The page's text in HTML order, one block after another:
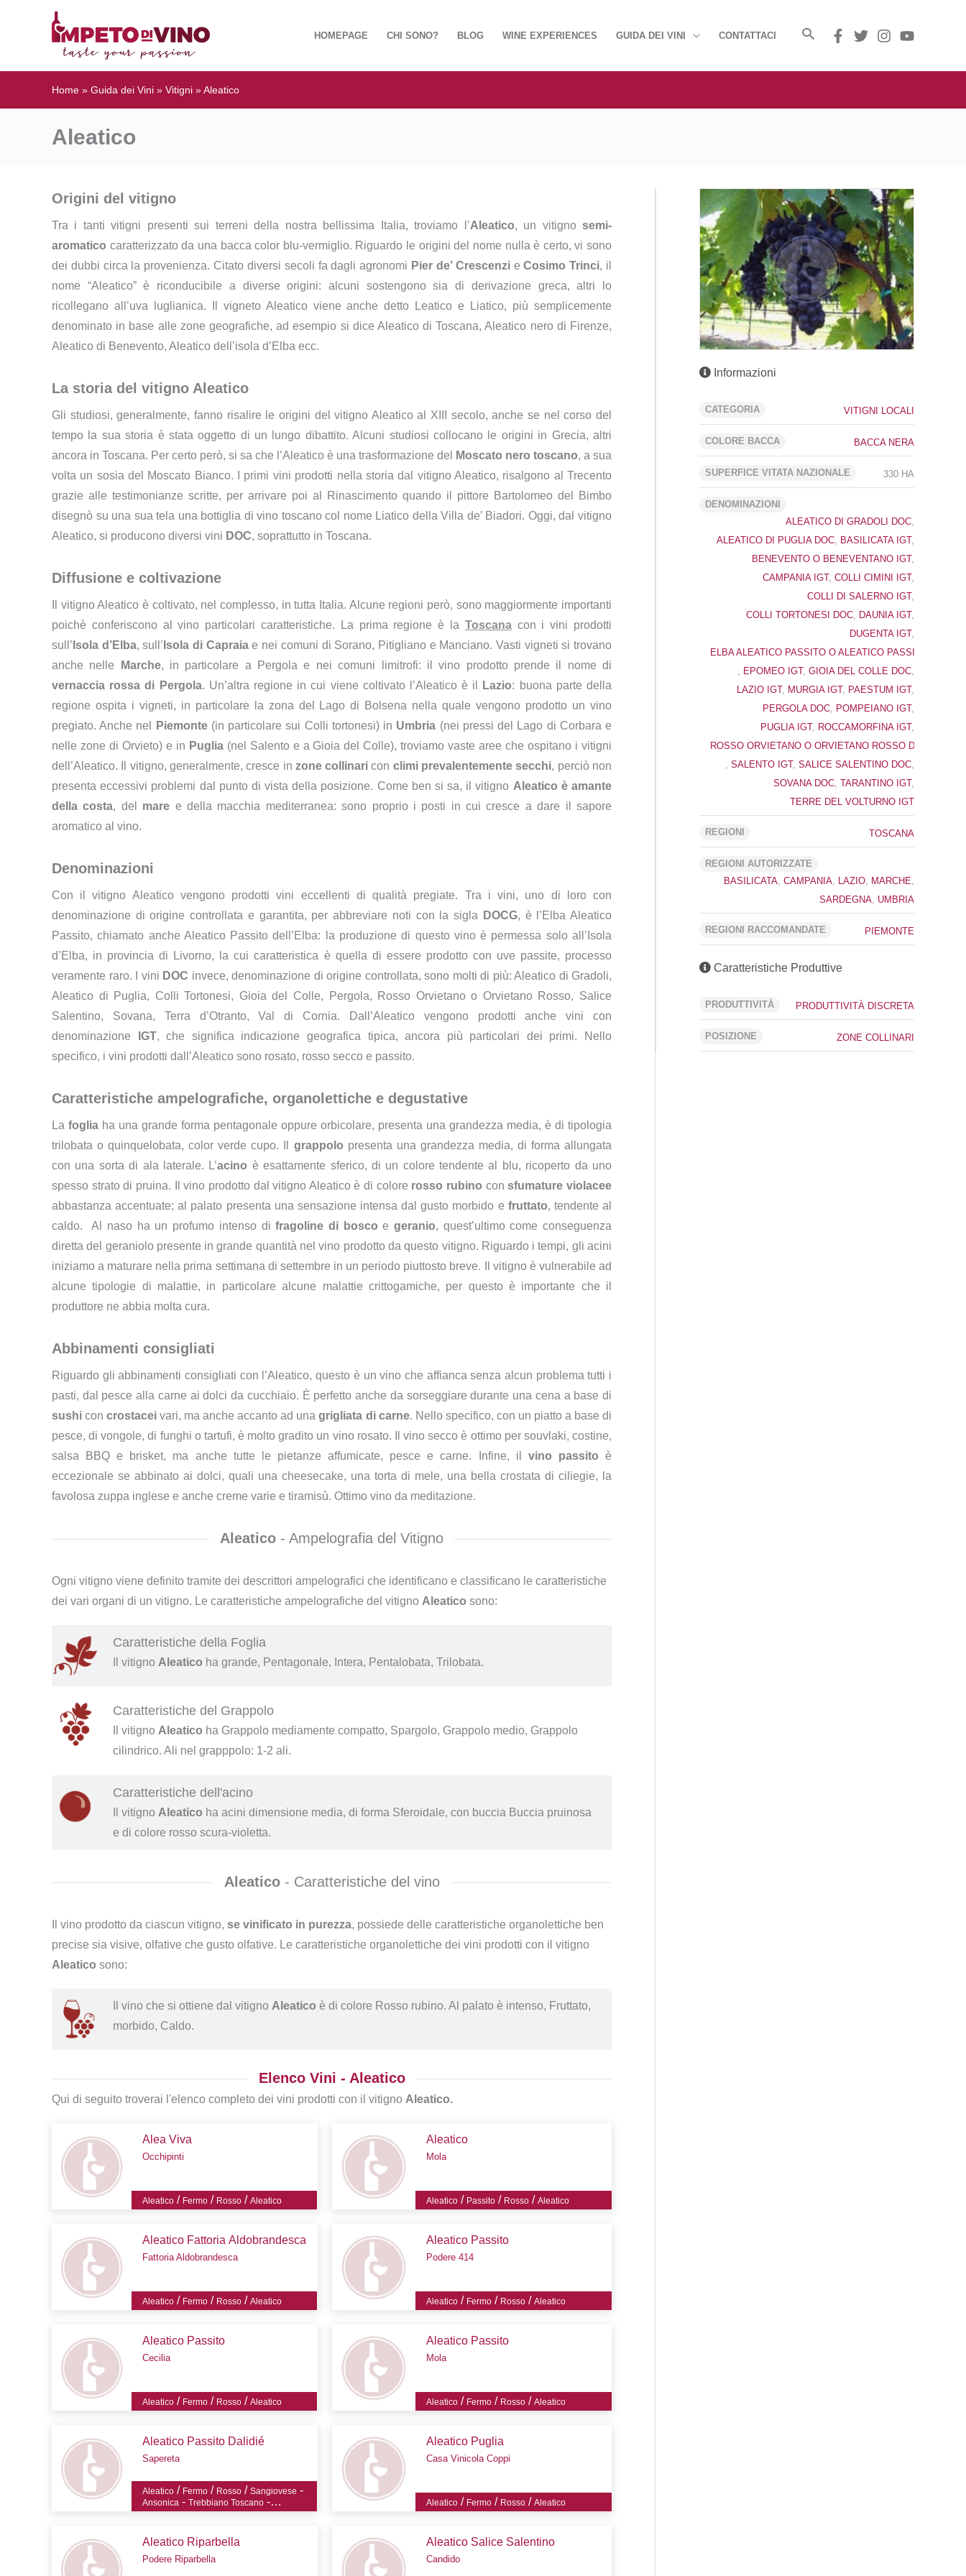
HOMEPAGE CHI SONO? BLOG WINE EXPERIENCES GUIDA DEI VINI CONTATTACI
Home » Guida dei Vini » Vitigni »Aleatico
Aleatico
Informazioni
CATEGORIA VITIGNI LOCALI
COLORE BACCA BACCA NERA
SUPERFICE VITATA NAZIONALE 330 HA
DENOMINAZIONI
ALEATICO DI GRADOLI DOC
ALEATICO DI PUGLIA DOC
BASILICATA IGT,
BENEVENTO O BENEVENTANO IGT,
CAMPANIA IGT, COLLI CIMINI IGT,
COLLI DI SALERNO IGT,
COLLI TORTONESI DOC
DAUNIA IGT,
DUGENTA IGT,
ELBA ALEATICO PASSITO O ALEATICO PASSITO
EPOMEO IGT, GIOIA DEL COLLE DOC
LAZIO IGT, MURGIA IGT, PAESTUM IGT,
PERGOLA DOC
POMPEIANO IGT,
PUGLIA IGT, ROCCAMORFINA IGT,
ROSSO ORVIETANO O ORVIETANO ROSSO DOC
SALENTO IGT, SALICE SALENTINO DOC
SOVANA DOC TARANTINO IGT,
TERRE DEL VOLTURNO IGT
REGIONI TOSCANA
REGIONI AUTORIZZATE
BASILICATA CAMPANIA LAZIO MARCHE
SARDEGNA UMBRIA
REGIONI RACCOMANDATE PIEMONTE
Caratteristiche Produttive
PRODUTTIVITÀ PRODUTTIVITÀ DISCRETA
POSIZIONE ZONE COLLINARI
Origini del vitigno
Tra i tanti vitigni presenti sui terreni della nostra bellissima Italia, troviamo l’Aleatico, un vitignosemi-
aromatico caratterizzato da una bacca color blu-vermiglio. Riguardo le origini del nome nulla è certo, vi sono
dei dubbi circa la provenienza. Citato diversi secoli fa dagli agronomi Pier de’ CrescenzieCosimo Trinci, il
nome “Aleatico” è riconducibile a diverse origini: alcuni sostengono sia di derivazione greca, altri lo
ricollegano all’uva luglianica. Il vigneto Aleatico viene anche detto Leatico e Liatico, più semplicemente
denominato in base alle zone geografiche, ad esempio si dice Aleatico di Toscana, Aleatico nero di Firenze,
Aleatico di Benevento, Aleatico dell’isola d’Elba ecc.
La storia del vitigno Aleatico
Gli studiosi, generalmente, fanno risalire le origini del vitigno Aleatico al XIII secolo, anche se nel corso del
tempo la sua storia è stata oggetto di un lungo dibattito. Alcuni studiosi collocano le origini in Grecia, altri
ancora in Toscana. Per certo però, si sa che l’Aleatico è una trasformazione del
Moscato nero toscano, a sua
volta un sosia del Moscato Bianco. I primi vini prodotti nella storia dal vitigno Aleatico, risalgono al Trecento
grazie alle testimonianze scritte, per arrivare poi al Rinascimento quando il pittore Bartolomeo del Bimbo
disegnò su una sua tela una bottiglia di vino toscano col nome Liatico della Villa de’ Biadori. Oggi, dal vitigno
Aleatico, si producono diversi vini DOC, soprattutto in Toscana.
Diffusione e coltivazione
Il vitigno Aleatico è coltivato, nel complesso, in tutta Italia. Alcune regioni però, sono maggiormente importanti
poichè conferiscono al vino particolari caratteristiche. La prima regione è la Toscanacon i vini prodotti
sull’ Isola d’Elba, sull’ Isola di Capraiae nei comuni di Sorano, Pitigliano e Manciano. Vasti vigneti si trovano
anche nelle
Marche, in particolare a Pergola e nei comuni limitrofi: il vino prodotto prende il nome di
vernaccia rossa di Pergola. Un’altra regione in cui viene coltivato l’Aleatico è il Lazio: buona parte della
regione ospita i vigneti, in particolare la zona del Lago di Bolsena nella quale vengono prodotto un vino
pregiato. Anche nel
Piemonte(in particolare sui Colli tortonesi) in Umbria (nei pressi del Lago di Corbara e
nelle zone di Orvieto) e in Puglia(nel Salento e a Gioia del Colle), troviamo vaste aree che ospitano i vitigni
dell’Aleatico. Il vitigno, generalmente, cresce in zone collinari con climi prevalentemente secchi, perciò non
presenta eccessivi problemi dal punto di vista della posizione. Come ben si sa, il vitigno Aleatico è amante
della costa, del mare e della macchia mediterranea: sono proprio i posti in cui cresce a dare il sapore
aromatico al vino.
Denominazioni
Con il vitigno Aleatico vengono prodotti vini eccellenti di qualità pregiate. Tra i vini, uno di loro con
denominazione di origine controllata e garantita, per abbreviare noti con la sigla
DOCG, è l’Elba Aleatico
Passito, chiamato anche Aleatico Passito dell’Elba: la produzione di questo vino è permessa solo all’Isola
d’Elba, in provincia di Livorno, la cui caratteristica è quella di essere prodotto con uve passite, processo
veramente raro. I vini DOC invece, denominazione di origine controllata, sono molti di più: Aleatico di Gradoli,
Aleatico di Puglia, Colli Tortonesi, Gioia del Colle, Pergola, Rosso Orvietano o Orvietano Rosso, Salice
Salentino, Sovana, Terra d’Otranto, Val di Cornia. Dall’Aleatico vengono prodotti anche vini con
denominazione
IGT, che significa indicazione geografica tipica, ancora più particolari dei primi. Nello
specifico, i vini prodotti dall’Aleatico sono rosato, rosso secco e passito.
Caratteristiche ampelografiche, organolettiche e degustative
La foglia ha una grande forma pentagonale oppure orbicolare, presenta una grandezza media, è di tipologia
trilobata o quinquelobata, color verde cupo. Il grappolo presenta una grandezza media, di forma allungata
con una sorta di ala laterale. L’acino è esattamente sferico, di un colore tendente al blu, ricoperto da uno
spesso strato di pruina. Il vino prodotto dal vitigno Aleatico è di colore rosso rubino consfumature violacee
abbastanza accentuate; al palato presenta una sensazione intensa dal gusto morbido e fruttato, tendente al
caldo. Al naso ha un profumo intenso difragoline di bosco e geranio, quest’ultimo come conseguenza
diretta del geraniolo presente in grande quantità nel vino prodotto da questo vitigno. Riguardo i tempi, gli acini
iniziamo a maturare nella prima settimana di settembre in un periodo piuttosto breve. Il vitigno è vulnerabile ad
alcune tipologie di malattie, in particolare alcune malattie crittogamiche, per questo è importante che il
produttore ne abbia molta cura.
Abbinamenti consigliati
Riguardo gli abbinamenti consigliati con l’Aleatico, questo è un vino che affianca senza alcun problema tutti i
pasti, dal pesce alla carne ai dolci da cucchiaio. È perfetto anche da sorseggiare durante una cena a base di
sushi concrostacei vari, ma anche accanto ad unagrigliata di carne. Nello specifico, con un piatto a base di
pesce, di vongole, di funghi o tartufi, è molto gradito un vino rosato. Il vino secco è ottimo per souvlaki, costine,
salsa BBQ e brisket, ma anche tutte le pietanze affumicate, pesce e carne. Infine, il vino passito è
eccezionale se abbinato ai dolci, quali una cheesecake, una torta di mele, una bella crostata di ciliegie, la
favolosa zuppa inglese e anche creme varie e tiramisù. Ottimo vino da meditazione.
Aleatico - Ampelografia del Vitigno
Ogni vitigno viene definito tramite dei descrittori ampelografici che identificano e classificano le caratteristiche
dei vari organi di un vitigno. Le caratteristiche ampelografiche del vitigno Aleatico sono:
Caratteristiche della Foglia
Il vitigno Aleatico ha grande, Pentagonale, Intera, Pentalobata, Trilobata.
Caratteristiche del Grappolo
Il vitigno Aleatico ha Grappolo mediamente compatto, Spargolo, Grappolo medio, Grappolo
cilindrico. Ali nel grapppolo: 1-2 ali.
Caratteristiche dell'acino
Il vitigno Aleatico ha acini dimensione media, di forma Sferoidale, con buccia Buccia pruinosa
e di colore rosso scura-violetta.
Aleatico- Caratteristiche del vino
Il vino prodotto da ciascun vitigno, se vinificato in purezza, possiede delle caratteristiche organolettiche ben
precise sia visive, olfative che gusto olfative. Le caratteristiche organolettiche dei vini prodotti con il vitigno
Aleatico sono:
Il vino che si ottiene dal vitigno Aleatico è di colore Rosso rubino. Al palato è intenso, Fruttato,
morbido, Caldo.
Elenco Vini - Aleatico
Qui di seguito troverai l'elenco completo dei vini prodotti con il vitigno Aleatico.
Alea Viva
Occhipinti
Aleatico/ Fermo/ Rosso/ Aleatico
Aleatico
Mola
Aleatico / Passito / Rosso /Aleatico
Aleatico Fattoria Aldobrandesca
Fattoria Aldobrandesca
Aleatico/ Fermo/ Rosso/ Aleatico
Aleatico Passito
Podere 414
Aleatico / Fermo / Rosso /Aleatico
Aleatico Passito
Cecilia
Aleatico/ Fermo/ Rosso/ Aleatico
Aleatico Passito
Mola
Aleatico / Fermo / Rosso /Aleatico
Aleatico Passito Dalidié
Sapereta
Aleatico/ Fermo/ Rosso/ Sangiovese -
Ansonica - Trebbiano Toscano-
Vermentino-Aleatico
Aleatico Puglia
Casa Vinicola Coppi
Aleatico / Fermo / Rosso /Aleatico
Aleatico Riparbella
Podere Riparbella
Aleatico Salice Salentino
Candido